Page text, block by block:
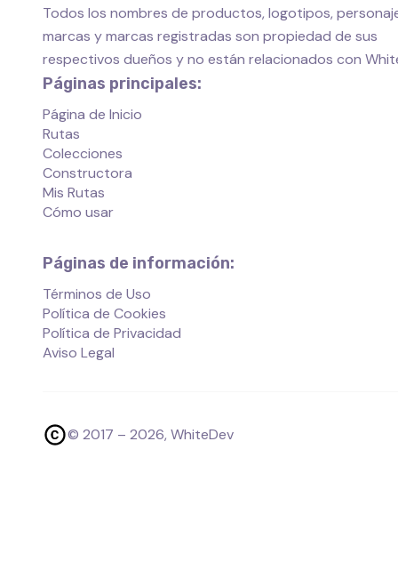
Todos los nombres de productos, logotipos,
marcas y marcas registradas son propiedad de sus
respectivos dueños y no están relacionados con
Páginas principales:
Página de Inicio
Rutas
Colecciones
Constructora
Mis Rutas
Cómo usar
Páginas de información:
Términos de Uso
Política de Cookies
Política de Privacidad
Aviso Legal
© 2017 – 2026, WhiteDev